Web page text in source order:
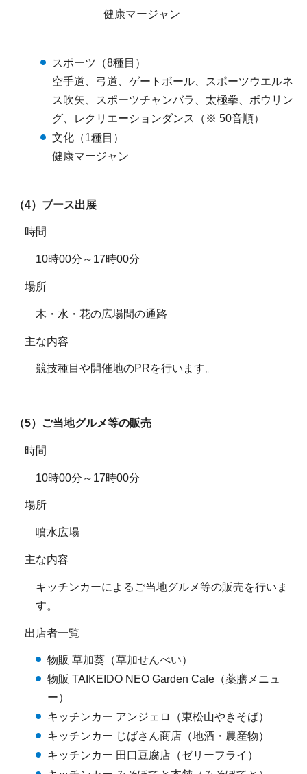
健康マージャン
スポーツ（8種目）
空手道、弓道、ゲートボール、スポーツウエルネ
ス吹矢、スポーツチャンバラ、太極拳、ボウリン
グ、レクリエーションダンス（※ 50音順）
文化（1種目）
健康マージャン
（4）ブース出展
時間
10時00分～17時00分
場所
木・水・花の広場間の通路
主な内容
競技種目や開催地のPRを行います。
（5）ご当地グルメ等の販売
時間
10時00分～17時00分
場所
噴水広場
主な内容
キッチンカーによるご当地グルメ等の販売を行いま
す。
出店者一覧
物販 草加葵（草加せんべい）
物販 TAIKEIDO NEO Garden Cafe（薬膳メニュ
ー）
キッチンカー アンジェロ（東松山やきそば）
キッチンカー じばさん商店（地酒・農産物）
キッチンカー 田口豆腐店（ゼリーフライ）